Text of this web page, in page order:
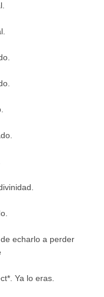
echarlo a perder
Ya lo eras.